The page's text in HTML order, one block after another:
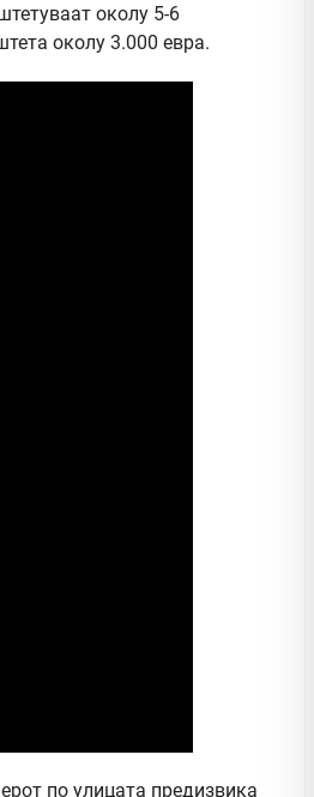
околу 5-6
околу 3.000 евра.
по улицата предизвика